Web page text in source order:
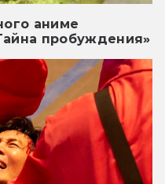
аниме
пробуждения»